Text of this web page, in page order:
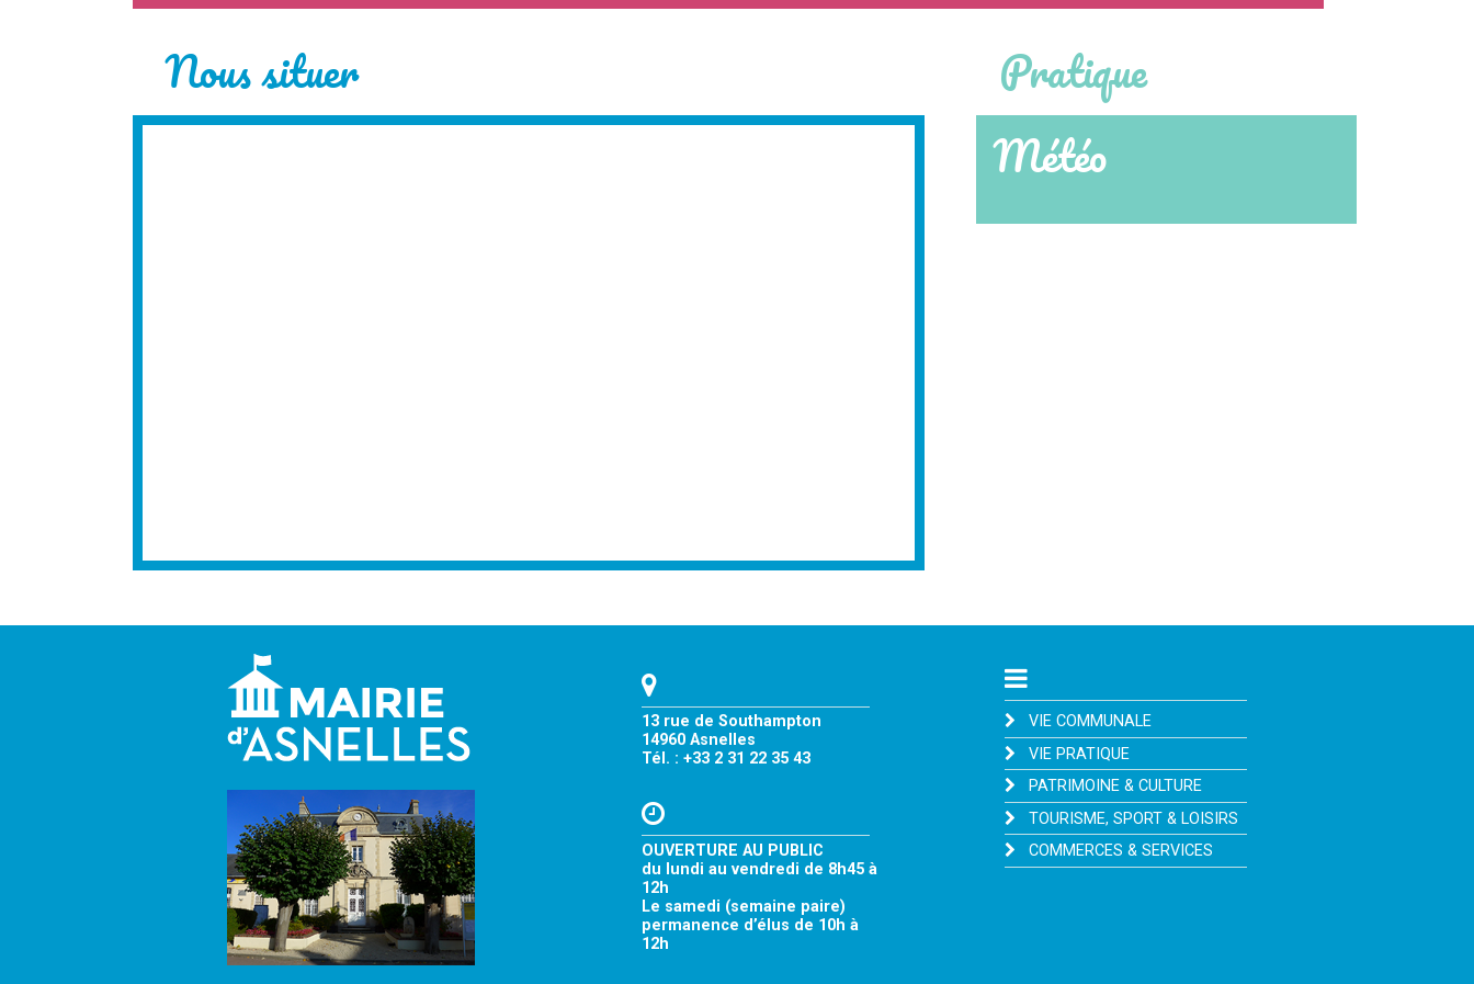
Nous situer
Pratique
Météo
13 rue de Southampton
14960 Asnelles
Tél. : +33 2 31 22 35 43
OUVERTURE AU PUBLIC
du lundi au vendredi de 8h45 à
12h
Le samedi (semaine paire)
permanence d’élus de 10h à
12h
VIE COMMUNALE
VIE PRATIQUE
PATRIMOINE & CULTURE
TOURISME, SPORT & LOISIRS
COMMERCES & SERVICES